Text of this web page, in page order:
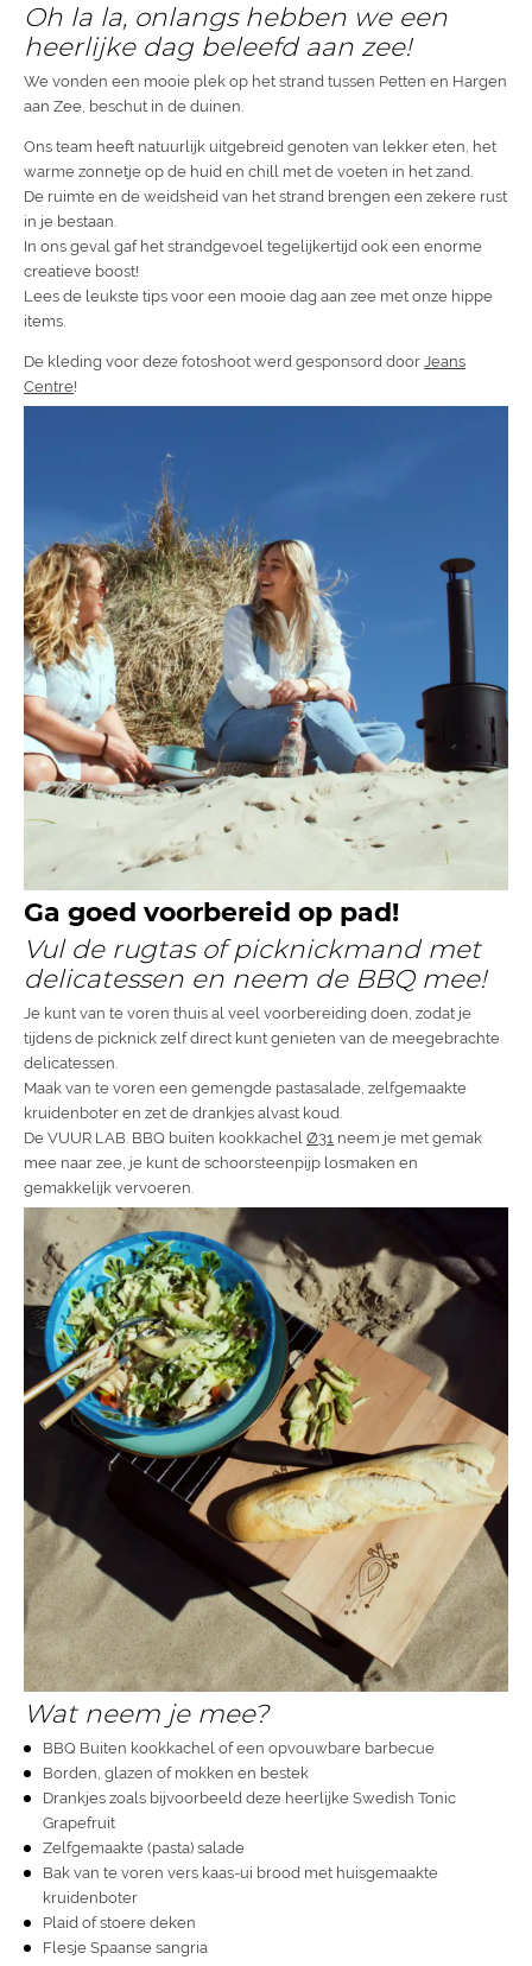
Oh la la, onlangs hebben we een
heerlijke dag beleefd aan zee!
We vonden een mooie plek op het strand tussen Petten en Hargen
aan Zee, beschut in de duinen.
Ons team heeft natuurlijk uitgebreid genoten van lekker eten, het
warme zonnetje op de huid en chill met de voeten in het zand.
De ruimte en de weidsheid van het strand brengen een zekere rust
in je bestaan.
In ons geval gaf het strandgevoel tegelijkertijd ook een enorme
creatieve boost!
Lees de leukste tips voor een mooie dag aan zee met onze hippe
items.
De kleding voor deze fotoshoot werd gesponsord door Jeans
Centre!
Ga goed voorbereid op pad!
Vul de rugtas of picknickmand met
delicatessen en neem de BBQ mee!
Je kunt van te voren thuis al veel voorbereiding doen, zodat je
tijdens de picknick zelf direct kunt genieten van de meegebrachte
delicatessen.
Maak van te voren een gemengde pastasalade, zelfgemaakte
kruidenboter en zet de drankjes alvast koud.
De VUUR LAB. BBQ buiten kookkachel Ø31 neem je met gemak
mee naar zee, je kunt de schoorsteenpijp losmaken en
gemakkelijk vervoeren.
Wat neem je mee?
BBQ Buiten kookkachel of een opvouwbare barbecue
Borden, glazen of mokken en bestek
Drankjes zoals bijvoorbeeld deze heerlijke Swedish Tonic
Grapefruit
Zelfgemaakte (pasta) salade
Bak van te voren vers kaas-ui brood met huisgemaakte
kruidenboter
Plaid ofstoere deken
Flesje Spaanse sangria